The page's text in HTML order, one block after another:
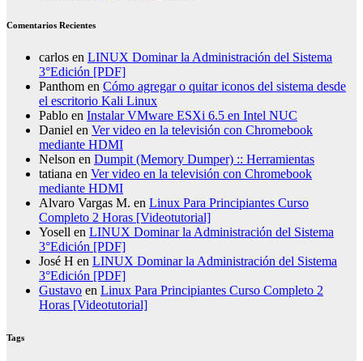
Comentarios Recientes
carlos en LINUX Dominar la Administración del Sistema
3°Edición [PDF]
Panthom en Cómo agregar o quitar iconos del sistema desde
el escritorio Kali Linux
Pablo en Instalar VMware ESXi 6.5 en Intel NUC
Daniel en Ver video en la televisión con Chromebook
mediante HDMI
Nelson en Dumpit (Memory Dumper) :: Herramientas
tatiana en Ver video en la televisión con Chromebook
mediante HDMI
Alvaro Vargas M. en Linux Para Principiantes Curso
Completo 2 Horas [Videotutorial]
Yosell en LINUX Dominar la Administración del Sistema
3°Edición [PDF]
José H en LINUX Dominar la Administración del Sistema
3°Edición [PDF]
Gustavo en Linux Para Principiantes Curso Completo 2
Horas [Videotutorial]
Tags